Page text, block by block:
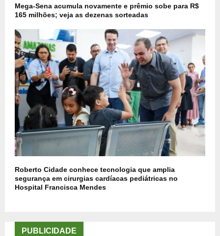
Mega-Sena acumula novamente e prêmio sobe para R$
165 milhões; veja as dezenas sorteadas
Roberto Cidade conhece tecnologia que amplia
segurança em cirurgias cardíacas pediátricas no
Hospital Francisca Mendes
PUBLICIDADE